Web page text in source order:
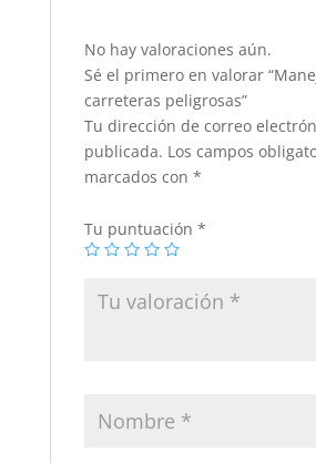
No hay valoraciones aún.
Sé el primero en valorar
carreteras peligrosas”
Tu dirección de correo
publicada. Los campos
marcados con *
Tu puntuación *